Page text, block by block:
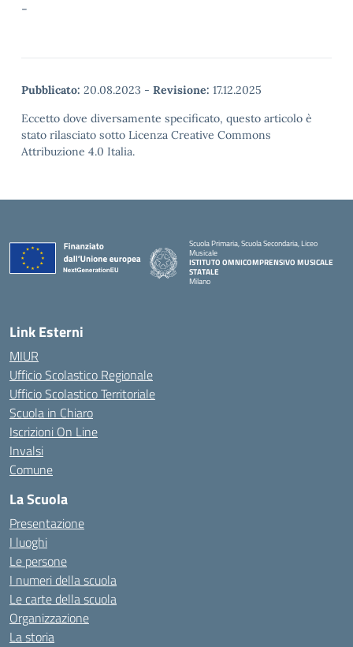
-
Pubblicato: 20.08.2023 - Revisione: 17.12.2025
Eccetto dove diversamente specificato, questo articolo è
stato rilasciato sotto Licenza Creative Commons
Attribuzione 4.0 Italia.
Scuola Primaria, Scuola Secondaria, Liceo
Musicale
ISTITUTO OMNICOMPRENSIVO MUSICALE
STATALE
Milano
Link Esterni
MIUR
Ufficio Scolastico Regionale
Ufficio Scolastico Territoriale
Scuola in Chiaro
Iscrizioni On Line
Invalsi
Comune
La Scuola
Presentazione
I luoghi
Le persone
I numeri della scuola
Le carte della scuola
Organizzazione
La storia